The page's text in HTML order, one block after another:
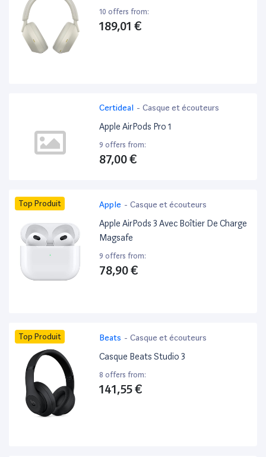
10 offers from:
189,01 €
Certideal - Casque et écouteurs
Apple AirPods Pro 1
9 offers from:
87,00 €
Top Produit Apple - Casque et écouteurs
Apple AirPods 3 Avec Boîtier De Charge
Magsafe
9 offers from:
78,90 €
Top Produit Beats - Casque et écouteurs
Casque Beats Studio 3
8 offers from:
141,55 €